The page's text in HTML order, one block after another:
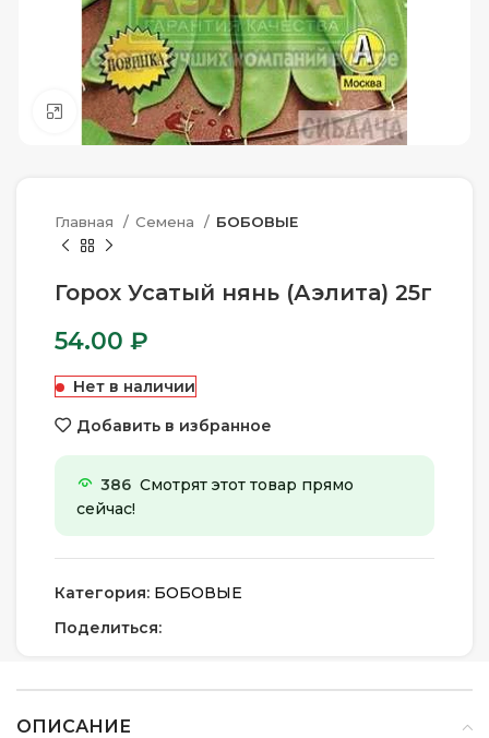
Нажмите, чтобы увеличить
Главная Семена БОБОВЫЕ
Горох Усатый нянь (Аэлита) 25г
54.00 ₽
Нет в наличии
Добавить в избранное
386 Смотрят этот товар прямо
сейчас!
Категория: БОБОВЫЕ
Поделиться:
ОПИСАНИЕ